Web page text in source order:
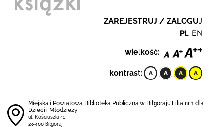
ZAREJESTRUJ / ZALOGUJ
PL EN
wielkość:
kontrast:
Miejska i Powiatowa Biblioteka Publiczna w Biłgoraju Filia nr 1 dla
Dzieci i Młodzieży
ul. Kościuszki 41
23-400 Biłgoraj